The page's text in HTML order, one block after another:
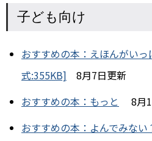
子ども向け
おすすめの本：えほんがい
式:355KB] 8月7日更新
おすすめの本：もっと
8月1
おすすめの本：よんでみない